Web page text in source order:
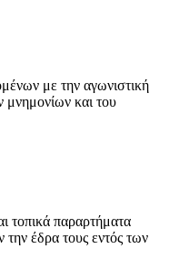
με την αγωνιστική
μνημονίων και του
τοπικά παραρτήματα
έδρα τους εντός των